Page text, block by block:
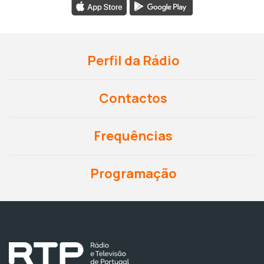
Perfil da Rádio
Contactos
Frequências
Programação